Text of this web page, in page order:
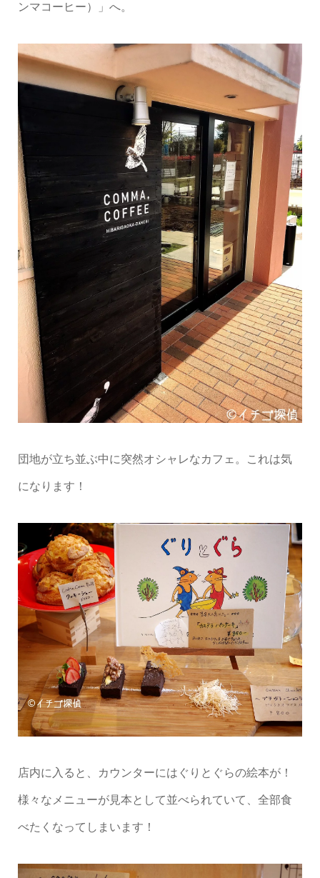
ンマコーヒー）」へ。
団地が立ち並ぶ中に突然オシャレなカフェ。これは気
になります！
店内に入ると、カウンターにはぐりとぐらの絵本が！
様々なメニューが見本として並べられていて、全部食
べたくなってしまいます！